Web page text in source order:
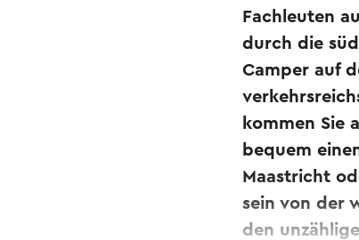
Fachleuten
durch die
Camper auf
kommen Sie
bequem
Maastricht
sein von der
den